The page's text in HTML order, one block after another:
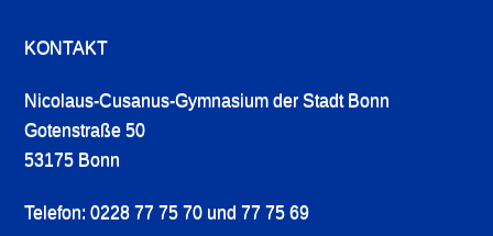
KONTAKT
Nicolaus-Cusanus-Gymnasium der Stadt Bonn
Gotenstraße 50
53175 Bonn
Telefon: 0228 77 75 70 und 77 75 69